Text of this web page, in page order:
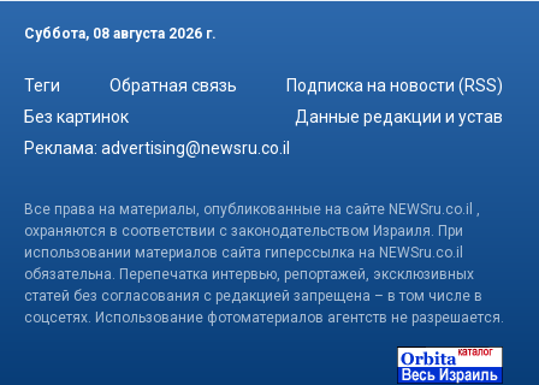
Суббота, 08 августа 2026 г.
Теги Обратная связь
Подписка на новости (RSS)
Без картинок
Данные редакции и устав
Реклама: advertising@newsru.co.il
Все права на материалы, опубликованные на сайте NEWSru.co.il ,
охраняются в соответствии с законодательством Израиля. При
использовании материалов сайта гиперссылка на NEWSru.co.il
обязательна. Перепечатка интервью, репортажей, эксклюзивных
статей без согласования с редакцией запрещена – в том числе в
соцсетях. Использование фотоматериалов агентств не разрешается.